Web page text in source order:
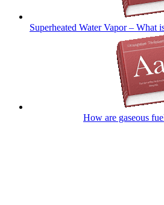
Superheated Water Vapor – What
How are gaseous